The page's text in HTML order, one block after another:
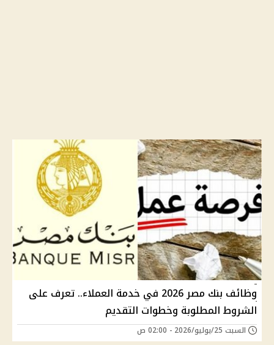
وظائف بنك مصر 2026 في خدمة العملاء.. تعرف على
الشروط المطلوبة وخطوات التقديم
السبت 25/يوليو/2026 - 02:00 ص